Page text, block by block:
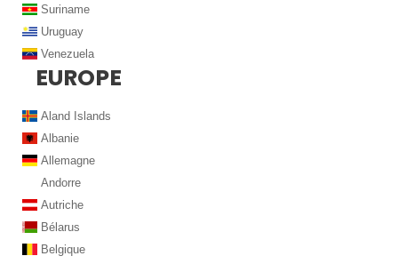
Suriname
Uruguay
Venezuela
EUROPE
Aland Islands
Albanie
Allemagne
Andorre
Autriche
Bélarus
Belgique